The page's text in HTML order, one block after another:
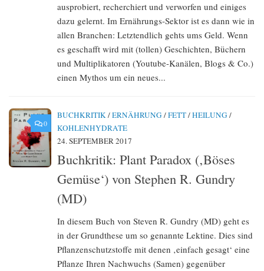
ausprobiert, recherchiert und verworfen und einiges
dazu gelernt. Im Ernährungs-Sektor ist es dann wie in
allen Branchen: Letztendlich gehts ums Geld. Wenn
es geschafft wird mit (tollen) Geschichten, Büchern
und Multiplikatoren (Youtube-Kanälen, Blogs & Co.)
einen Mythos um ein neues...
0
BUCHKRITIK/ERNÄHRUNG /FETT/HEILUNG /
KOHLENHYDRATE
24. SEPTEMBER 2017
Buchkritik: Plant Paradox (‚Böses
Gemüse‘) von Stephen R. Gundry
(MD)
In diesem Buch von Steven R. Gundry (MD) geht es
in der Grundthese um so genannte Lektine. Dies sind
Pflanzenschutzstoffe mit denen ‚einfach gesagt‘ eine
Pflanze Ihren Nachwuchs (Samen) gegenüber